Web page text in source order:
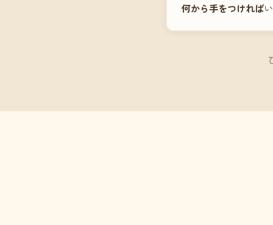
何から手をつければ